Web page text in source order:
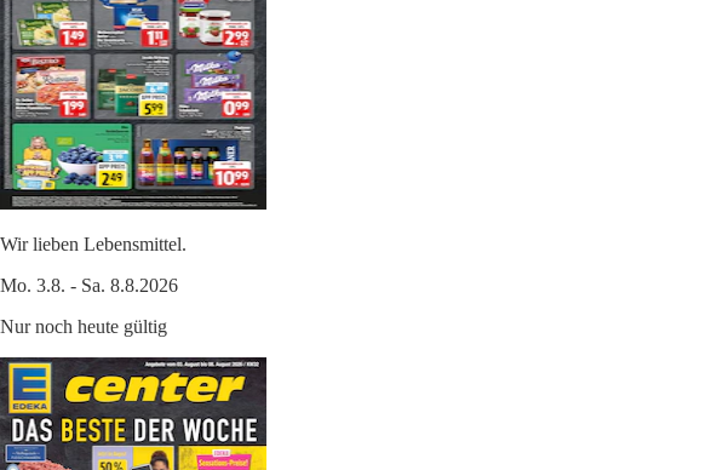
Wir lieben Lebensmittel.
Mo. 3.8. - Sa. 8.8.2026
Nur noch heute gültig